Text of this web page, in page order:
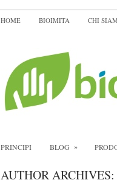
HOME BIOIMITA CHI
PRINCIPI BLOG »
AUTHOR ARCHIVES: